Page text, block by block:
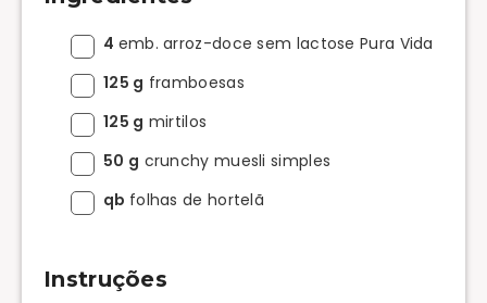
4 emb. arroz-doce sem lactose Pura Vida
125 g framboesas
125 g mirtilos
50 g crunchy muesli simples
qb folhas de hortelã
Instruções